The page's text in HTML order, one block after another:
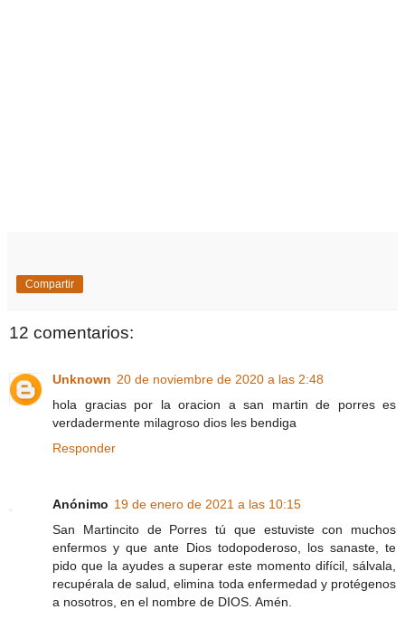
Compartir
12 comentarios:
Unknown 20 de noviembre de 2020 a las 2:48
hola gracias por la oracion a san martin de porres es
verdadermente milagroso dios les bendiga
Responder
Anónimo 19 de enero de 2021 a las 10:15
San Martincito de Porres tú que estuviste con muchos
enfermos y que ante Dios todopoderoso, los sanaste, te
pido que la ayudes a superar este momento difícil, sálvala,
recupérala de salud, elimina toda enfermedad y protégenos
a nosotros, en el nombre de DIOS. Amén.